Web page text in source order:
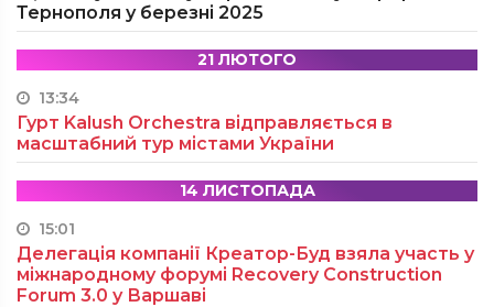
Тернополя у березні 2025
21 ЛЮТОГО
13:34
Гурт Kalush Orchestra відправляється в
масштабний тур містами України
14 ЛИСТОПАДА
15:01
Делегація компанії Креатор-Буд взяла участь у
міжнародному форумі Recovery Construction
Forum 3.0 у Варшаві